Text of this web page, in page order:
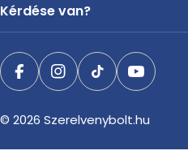
Kérdése van?
FacebookInstagram
TikTokYouTube
© 2026 Szerelvenybolt.hu